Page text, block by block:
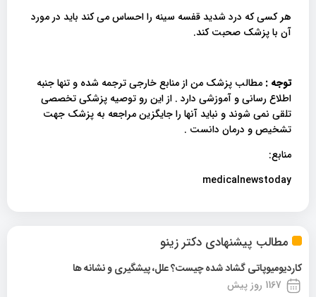
مطالب پیشنهادی دکتر زینو
کاردیومیوپاتی گشاد شده چیست؟ علل، پیشگیری و نشانه ها
1167 روز پیش
هر کسی که درد شدید قفسه سینه را احساس می کند باید در مورد
آن با پزشک صحبت کند.
توجه : مطالب پزشک من از منابع خارجی ترجمه شده و تنها جنبه
اطلاع رسانی و آموزشی دارد . از این رو توصیه پزشکی تخصصی
تلقی نمی شوند و نباید آنها را جایگزین مراجعه به پزشک جهت
تشخیص و درمان دانست .
منابع:
medicalnewstoday